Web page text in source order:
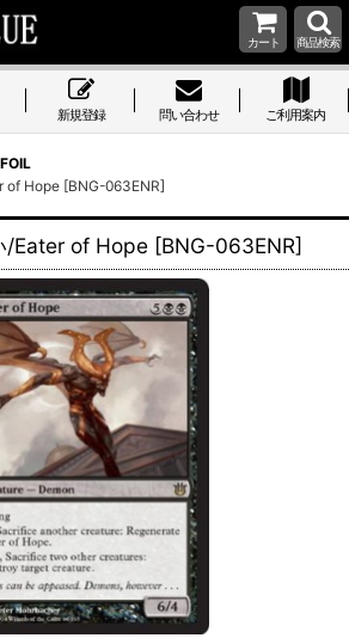
カート 商品検索
新規登録 問い合わせ ご利用案内
of Hope [BNG-063ENR]
/Eater of Hope [BNG-063ENR]